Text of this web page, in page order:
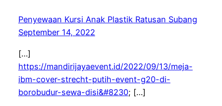
Penyewaan Kursi Anak Plastik Ratusan Subang
September 14, 2022
[…]
https://mandirijayaevent.id/2022/09/13/meja-
ibm-cover-strecht-putih-event-g20-di-
borobudur-sewa-disi&#8230; […]